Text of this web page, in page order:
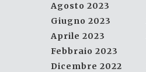
Agosto 2023
Giugno 2023
Aprile 2023
Febbraio 2023
Dicembre 2022